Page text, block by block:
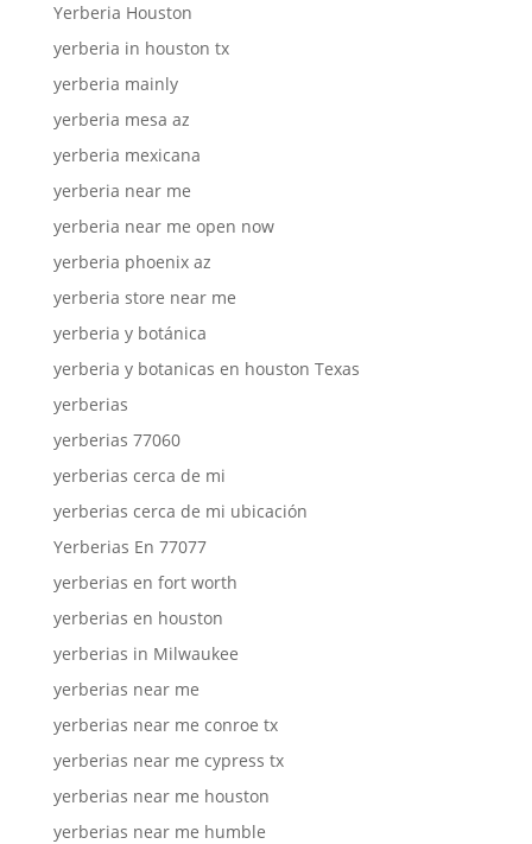
Yerberia Houston
yerberia in houston tx
yerberia mainly
yerberia mesa az
yerberia mexicana
yerberia near me
yerberia near me open now
yerberia phoenix az
yerberia store near me
yerberia y botánica
yerberia y botanicas en houston Texas
yerberias
yerberias 77060
yerberias cerca de mi
yerberias cerca de mi ubicación
Yerberias En 77077
yerberias en fort worth
yerberias en houston
yerberias in Milwaukee
yerberias near me
yerberias near me conroe tx
yerberias near me cypress tx
yerberias near me houston
yerberias near me humble